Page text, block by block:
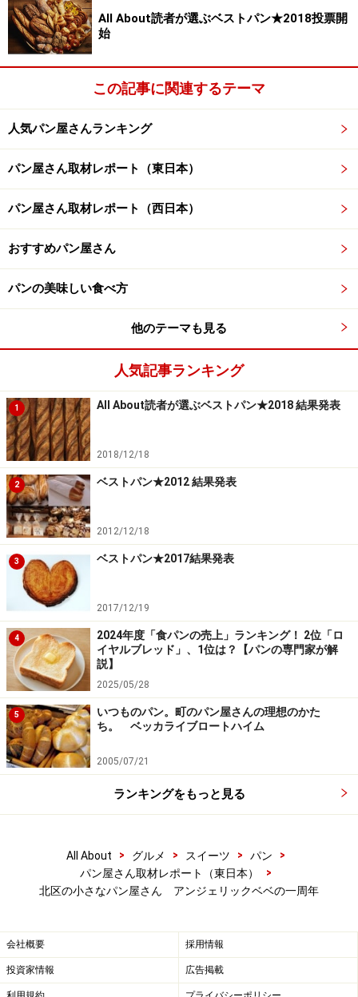
All About読者が選ぶベストパン★2018投票開
始
この記事に関連するテーマ
人気パン屋さんランキング
パン屋さん取材レポート（東日本）
パン屋さん取材レポート（西日本）
おすすめパン屋さん
パンの美味しい食べ方
他のテーマも見る
人気記事ランキング
1 All About読者が選ぶベストパン★2018 結果発表
2018/12/18
2 ベストパン★2012 結果発表
2012/12/18
3 ベストパン★2017結果発表
2017/12/19
4
2024年度「食パンの売上」ランキング！ 2位「ロ
イヤルブレッド」、1位は？【パンの専門家が解
説】
2025/05/28
5
いつものパン。町のパン屋さんの理想のかた
ち。 ベッカライブロートハイム
2005/07/21
ランキングをもっと見る
All About > グルメ > スイーツ > パン
>
パン屋さん取材レポート（東日本）
>
北区の小さなパン屋さん アンジェリックベベの一周年
会社概要 採用情報
投資家情報 広告掲載